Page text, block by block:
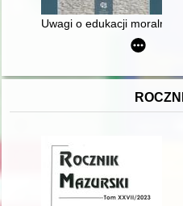
Uwagi o edukacji moralnej